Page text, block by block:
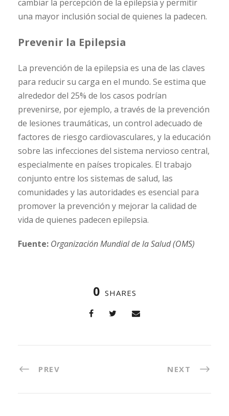
cambiar la percepción de la epilepsia y permitir
una mayor inclusión social de quienes la padecen.
Prevenir la Epilepsia
La prevención de la epilepsia es una de las claves
para reducir su carga en el mundo. Se estima que
alrededor del 25% de los casos podrían
prevenirse, por ejemplo, a través de la prevención
de lesiones traumáticas, un control adecuado de
factores de riesgo cardiovasculares, y la educación
sobre las infecciones del sistema nervioso central,
especialmente en países tropicales. El trabajo
conjunto entre los sistemas de salud, las
comunidades y las autoridades es esencial para
promover la prevención y mejorar la calidad de
vida de quienes padecen epilepsia.
Fuente: Organización Mundial de la Salud (OMS)
0 SHARES
PREV NEXT